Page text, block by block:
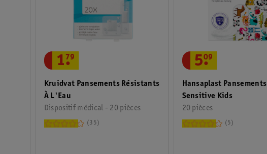
Kruidvat Pansements Résistants
À L'Eau
Dispositif médical - 20 pièces
1.
79
35
Hansaplast Pansements
Sensitive Kids
20 pièces
5.
09
5